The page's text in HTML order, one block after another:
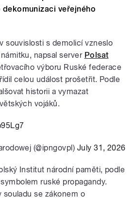
veřejného
souvislosti s demolicí vzneslo
napsal server Polsat
výboru Ruské federace
celou událost prošetřit. Podle
historii a vymazat
vojáků.
(@ipngovpl) July 31, 2026
Institut národní paměti, podle
ruské propagandy.
souladu se zákonem o